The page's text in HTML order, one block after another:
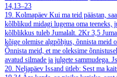
14,13–23
19. Kolmapäev Kui ma teid päästan,
kõlblikud midagi lugema oma teeneks,
kõlblikkus tuleb Jumalalt. 2Kr 3,5
kõige olemise algpõhjus, õnnista meid
Õnnista meid, et me oleksime
avatud silmade ja julgete sammudega.
20. Neljapäev Issand ütleb: Sest ma